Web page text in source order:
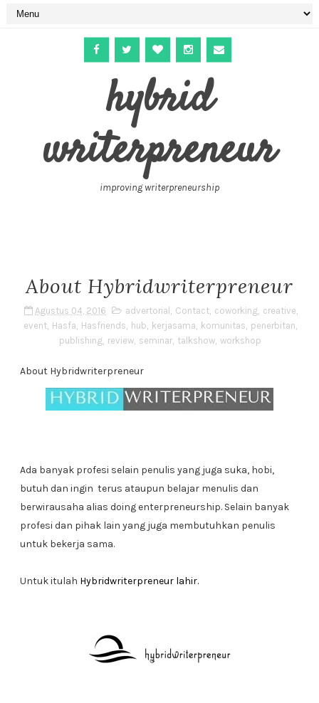
hybrid
writerpreneur
improving writerpreneurship
About Hybridwriterpreneur
Agustus 04, 2016 advertorial , Contact, coworking, creative,
event, Hasfa, Hasfriends, hub, kerjasama, komunitas, penerbitan,
publishing, review, seminar, talkshow, workshop
About Hybridwriterpreneur
Ada banyak profesi selain penulis yang juga suka, hobi,
butuh dan ingin terus ataupun belajar menulis dan
berwirausaha alias doing enterpreneurship. Selain banyak
profesi dan pihak lain yang juga membutuhkan penulis
untuk bekerja sama.
Untuk itulah Hybridwriterpreneur lahir.